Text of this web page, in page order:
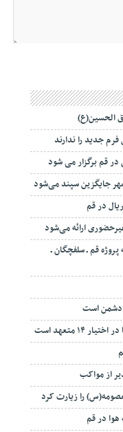
الحسین(ع)
جدید را ندارند
در قم برگزار می شود
جایگزین سپند می‌شود
به پروژه قم ـ سلفچگان ـ
دشمن است
از مواکب
را زیارت کرد
در قم